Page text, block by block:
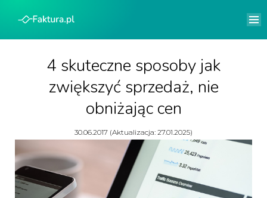
4 skuteczne sposoby jak
zwiększyć sprzedaż, nie
obniżając cen
30.06.2017 (Aktualizacja: 27.01.2025)